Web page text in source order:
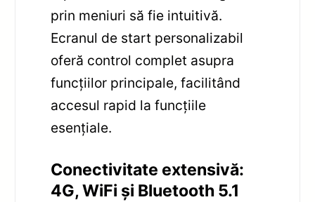
prin meniuri să fie intuitivă.
Ecranul de start personalizabil
oferă control complet asupra
funcțiilor principale, facilitând
accesul rapid la funcțiile
esențiale.
Conectivitate extensivă:
4G, WiFi și Bluetooth 5.1